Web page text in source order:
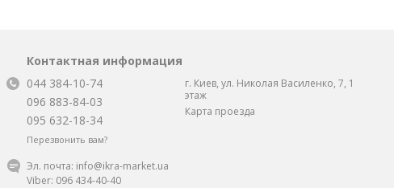
Контактная информация
044 384-10-74
096 883-84-03
095 632-18-34
Перезвонить вам?
г. Киев, ул. Николая Василенко, 7, 1
этаж
Карта проезда
Эл. почта: info@ikra-market.ua
Viber: 096 434-40-40